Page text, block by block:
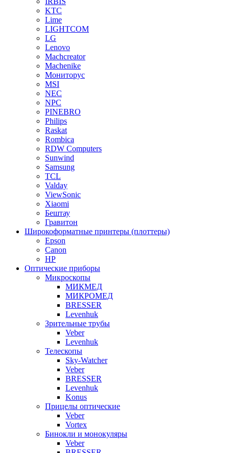
KTC
Lime
LIGHTCOM
LG
Lenovo
Machcreator
Machenike
Мониторус
MSI
NEC
NPC
PINEBRO
Philips
Raskat
Rombica
RDW Computers
Sunwind
Samsung
TCL
Valday
ViewSonic
Xiaomi
Бештау
Гравитон
Широкоформатные принтеры (плоттеры)
Epson
Canon
HP
Оптические приборы
Микроскопы
МИКМЕД
МИКРОМЕД
BRESSER
Levenhuk
Зрительные трубы
Veber
Levenhuk
Телескопы
Sky-Watcher
Veber
BRESSER
Levenhuk
Konus
Прицелы оптические
Veber
Vortex
Бинокли и монокуляры
Veber